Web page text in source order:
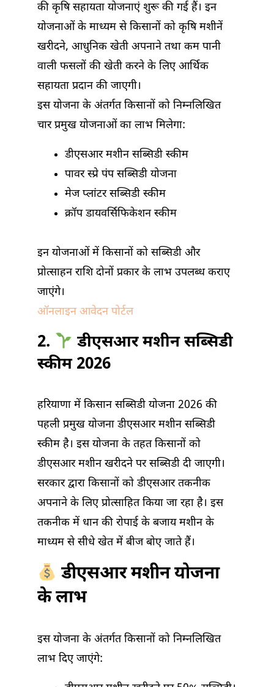
की कृषि सहायता योजनाएं शुरू की गई हैं। इन
योजनाओं के माध्यम से किसानों को कृषि मशीनें
खरीदने, आधुनिक खेती अपनाने तथा कम पानी
वाली फसलों की खेती करने के लिए आर्थिक
सहायता प्रदान की जाएगी।
इस योजना के अंतर्गत किसानों को निम्नलिखित
चार प्रमुख योजनाओं का लाभ मिलेगा:
डीएसआर मशीन सब्सिडी स्कीम
पावर स्प्रे पंप सब्सिडी योजना
मेज प्लांटर सब्सिडी स्कीम
क्रॉप डायवर्सिफिकेशन स्कीम
इन योजनाओं में किसानों को सब्सिडी और
प्रोत्साहन राशि दोनों प्रकार के लाभ उपलब्ध कराए
जाएंगे।
ऑनलाइन आवेदन पोर्टल
2.
डीएसआर मशीन सब्सिडी
स्कीम 2026
हरियाणा में किसान सब्सिडी योजना 2026 की
पहली प्रमुख योजना डीएसआर मशीन सब्सिडी
स्कीम है। इस योजना के तहत किसानों को
डीएसआर मशीन खरीदने पर सब्सिडी दी जाएगी।
सरकार द्वारा किसानों को डीएसआर तकनीक
अपनाने के लिए प्रोत्साहित किया जा रहा है। इस
तकनीक में धान की रोपाई के बजाय मशीन के
माध्यम से सीधे खेत में बीज बोए जाते हैं।
डीएसआर मशीन योजना
के लाभ
इस योजना के अंतर्गत किसानों को निम्नलिखित
लाभ दिए जाएंगे: